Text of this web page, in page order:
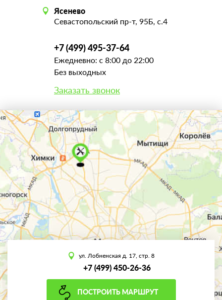
Ясенево
Севастопольский пр-т, 95Б, с.4
+7 (499) 495-37-64
Ежедневно: с 8:00 до 22:00
Без выходных
Заказать звонок
ул. Лобненская д. 17, стр. 8
+7 (499) 450-26-36
ПОСТРОИТЬ МАРШРУТ